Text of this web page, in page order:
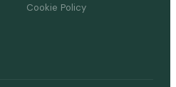
Cookie Policy